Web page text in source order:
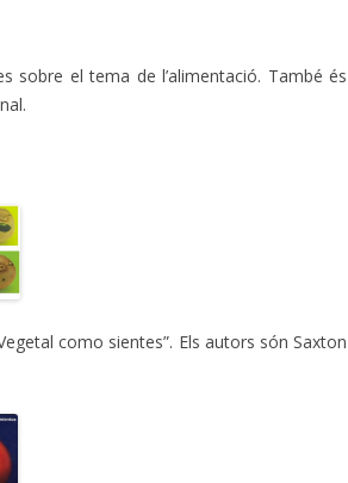
sobre el tema de l’alimentació. També és
como sientes”. Els autors són Saxton